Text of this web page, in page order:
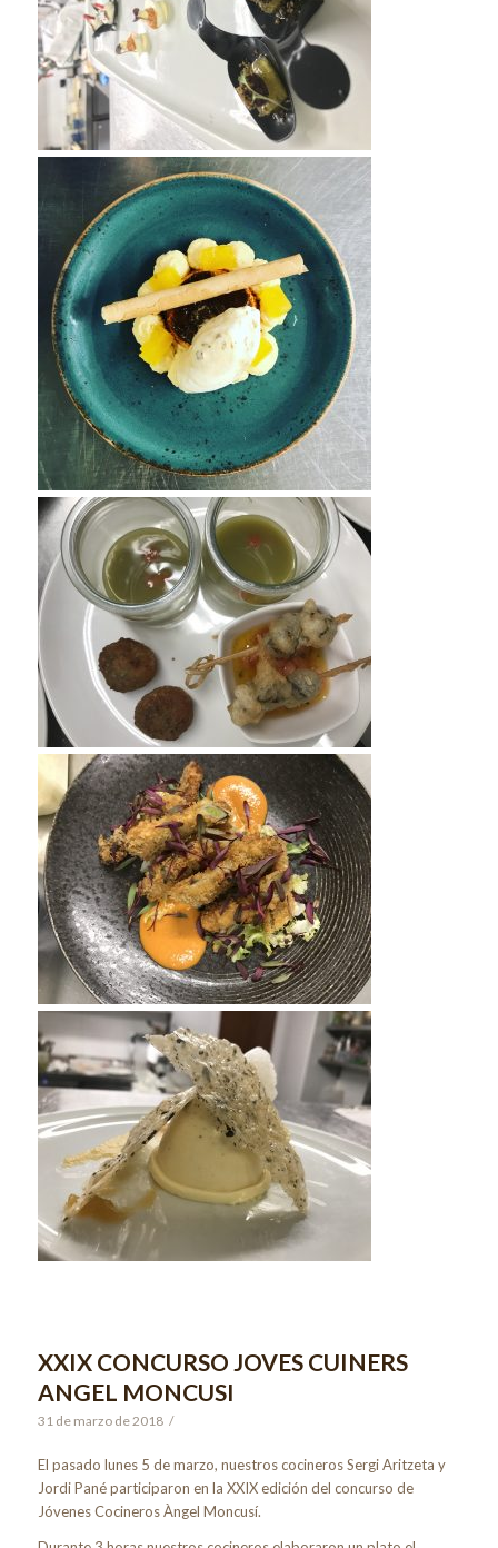
XXIX CONCURSO JOVES CUINERS
ANGEL MONCUSI
31 de marzo de 2018 /
El pasado lunes 5 de marzo, nuestros cocineros Sergi Aritzeta y
Jordi Pané participaron en la XXIX edición del concurso de
Jóvenes Cocineros Àngel Moncusí.